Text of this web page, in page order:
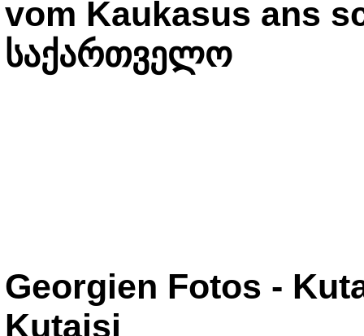
vom Kaukasus ans
საქართველო
Georgien Fotos -
Kutaisi